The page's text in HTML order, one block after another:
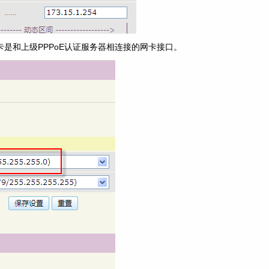
和上级PPPoE认证服务器相连接的网卡接口。